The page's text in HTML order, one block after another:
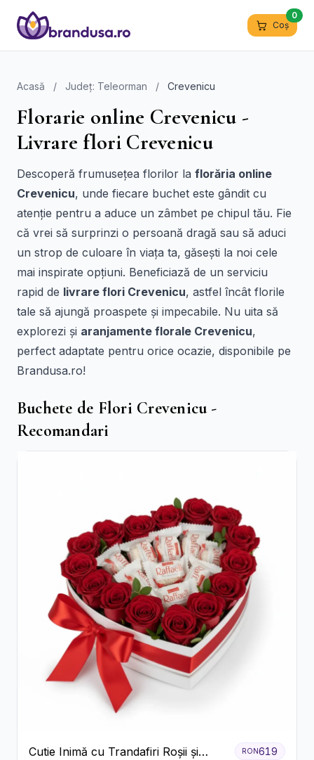
Coș
0
Acasă / Județ: Teleorman / Crevenicu
Florarie online Crevenicu -
Livrare flori Crevenicu
Descoperă frumusețea florilor la florăria online
Crevenicu, unde fiecare buchet este gândit cu
atenție pentru a aduce un zâmbet pe chipul tău. Fie
că vrei să surprinzi o persoană dragă sau să aduci
un strop de culoare în viața ta, găsești la noi cele
mai inspirate opțiuni. Beneficiază de un serviciu
rapid de livrare flori Crevenicu, astfel încât florile
tale să ajungă proaspete și impecabile. Nu uita să
explorezi și aranjamente florale Crevenicu,
perfect adaptate pentru orice ocazie, disponibile pe
Brandusa.ro!
Buchete de Flori Crevenicu -
Recomandari
Cutie Inimă cu Trandafiri Roșii și
RON619